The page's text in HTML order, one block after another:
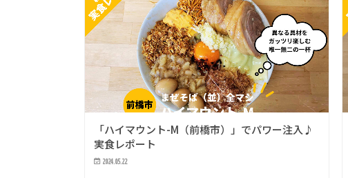
「ハイマウント-M（前橋市）」でパワー注入♪
実食レポート
2024.05.22